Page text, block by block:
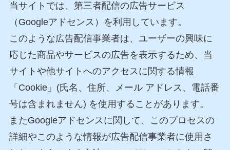
当サイトでは、第三者配信の広告サービス
（Googleアドセンス）を利用しています。
このような広告配信事業者は、ユーザーの興味に
応じた商品やサービスの広告を表示するため、当
サイトや他サイトへのアクセスに関する情報
「Cookie」(氏名、住所、メール アドレス、電話番
号は含まれません) を使用することがあります。
またGoogleアドセンスに関して、このプロセスの
詳細やこのような情報が広告配信事業者に使用さ